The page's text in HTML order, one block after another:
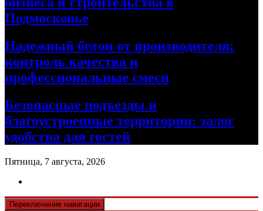
Подмосковье
Надежный бетон от производителя:
контроль качества и
профессиональные смеси
Безопасные подъезды и
благоустроенные территории: залог
удобства для гостей
Пятница, 7 августа, 2026
Переключение навигации